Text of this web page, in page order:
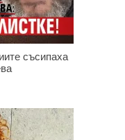
съсипаха